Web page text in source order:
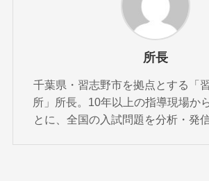
所長
千葉県・習志野市を拠点とする「
所」所長。10年以上の指導現場か
とに、全国の入試問題を分析・発